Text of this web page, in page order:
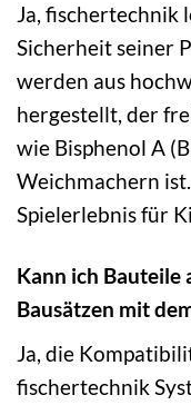
Ja, fischertechnik
Sicherheit seiner
werden aus
hergestellt, der
wie Bisphenol A
Weichmachern
Spielerlebnis für
Kann ich Bauteile
Bausätzen mit
Ja, die
fischertechnik